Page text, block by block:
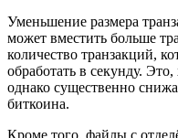
Уменьшение размера
может вместить больше
количество транзакций,
обработать в секунду.
однако существенно
биткоина.
Кроме того, файлы с